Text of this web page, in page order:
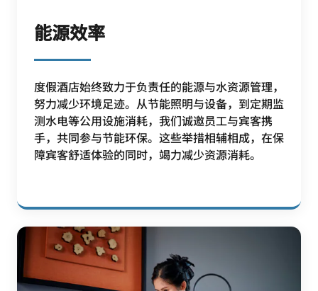
能源效率
度假酒店始终致力于负责任的能源与水资源管理，
努力减少环境足迹。从节能照明与设备，到定期监
测水电等公用设施消耗，我们诚邀员工与宾客携
手，共同参与节能环保。这些举措相辅相成，在保
障宾客舒适体验的同时，竭力减少资源消耗。